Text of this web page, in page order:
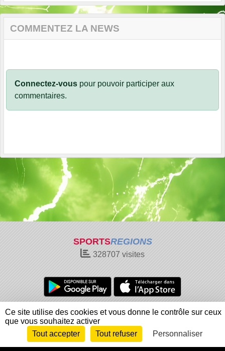
COMMENTEZ LA NEWS
Connectez-vous pour pouvoir participer aux
commentaires.
SPORTSREGIONS
328707 visites
Charte cookies
Gestion des cookies
Informations légales
Signaler un contenu inapproprié
Envie de participer ?
Connexion
Ce site utilise des cookies et vous donne le contrôle sur ceux
que vous souhaitez activer
Tout accepter
Tout refuser Personnaliser